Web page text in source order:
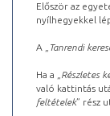
Először az
nyílhegyekkel
A „ Tanrendi
Ha a „ Részletes
való kattintás
feltételek” rész